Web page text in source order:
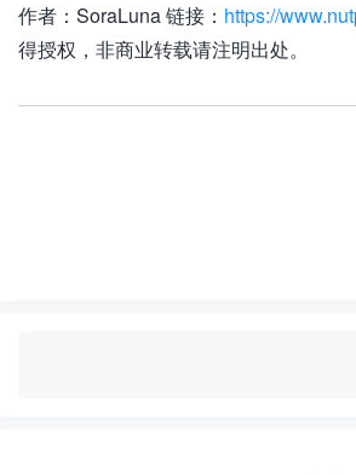
作者：SoraLuna 链接： https://
得授权，非商业转载请注明出处。